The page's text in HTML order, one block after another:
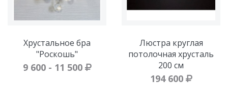
Хрустальное бра
"Роскошь"
9 600 - 11 500
Люстра круглая
потолочная хрусталь
200 см
194 600